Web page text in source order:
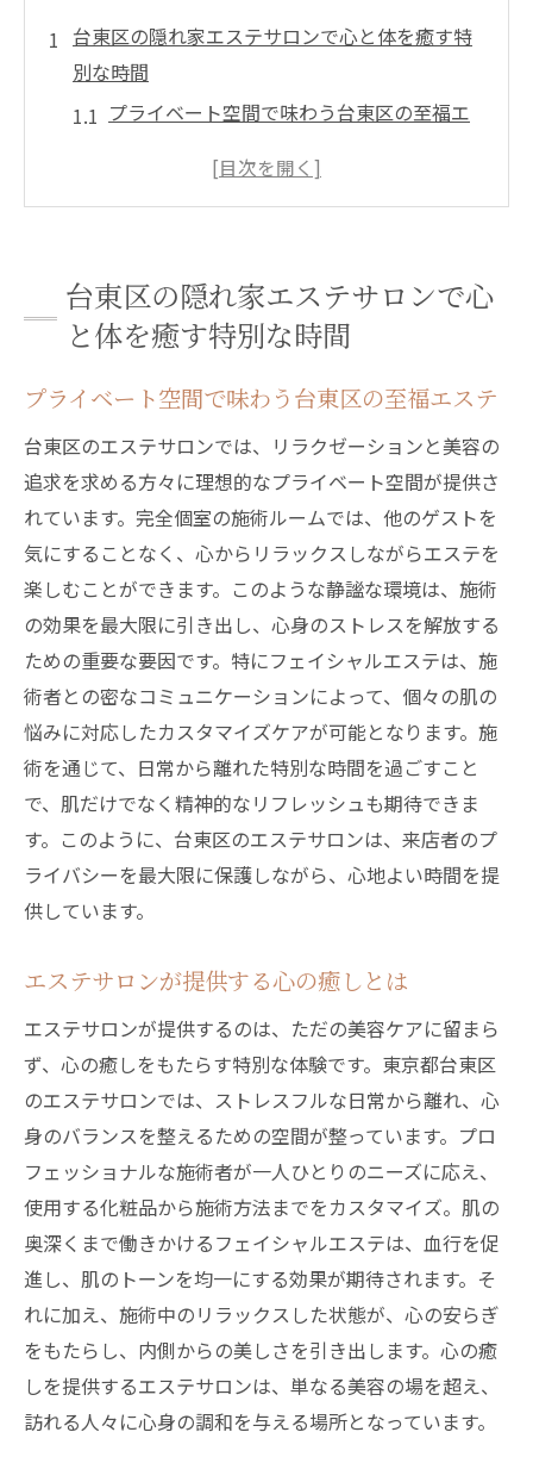
台東区の隠れ家エステサロンで心と体を癒す特
別な時間
プライベート空間で味わう台東区の至福エ
エステサロンが提供する心の癒しとは
心身の調和を図るエステのすすめ
エステによる心地よいリラクゼーションの
エステで肌活力を取り戻すカスタマイズフェイ
シャルケアの魅力
個々の肌のニーズに応えるエステの技術
肌の活力を引き出すプロフェッショナルケ
ア
台東区のエステで得られる美肌効果
エステによる肌のトータルケア方法
フェイシャルケアで得る肌の透明感
台東区のエステで肌に自信を
東京都台東区のエステで体感する究極のリラク
ゼーション
日常を忘れる台東区の贅沢な癒し空間
専門家によるリラクゼーションのアプロー
台東区で体感するエステのリラクゼーショ
ン
エステがもたらす心の安定とリフレッシュ
エステで実感するストレス解放の瞬間
フェイシャルエステでストレスを解放する台東
区のプライベート空間
ストレスからの脱却を目指すフェイシャル
ケア
エステサロンで得る心のリフレッシュ
台東区のエステで心地よい時間を
肌と心をリセットするエステの力
台東区の隠れ家エステサロンで心
と体を癒す特別な時間
プライベート空間で味わう台東区の至福エステ
台東区のエステサロンでは、リラクゼーションと美容の
追求を求める方々に理想的なプライベート空間が提供さ
れています。完全個室の施術ルームでは、他のゲストを
気にすることなく、心からリラックスしながらエステを
楽しむことができます。このような静謐な環境は、施術
の効果を最大限に引き出し、心身のストレスを解放する
ための重要な要因です。特にフェイシャルエステは、施
術者との密なコミュニケーションによって、個々の肌の
悩みに対応したカスタマイズケアが可能となります。施
術を通じて、日常から離れた特別な時間を過ごすこと
で、肌だけでなく精神的なリフレッシュも期待できま
す。このように、台東区のエステサロンは、来店者のプ
ライバシーを最大限に保護しながら、心地よい時間を提
供しています。
エステサロンが提供する心の癒しとは
エステサロンが提供するのは、ただの美容ケアに留まら
ず、心の癒しをもたらす特別な体験です。東京都台東区
のエステサロンでは、ストレスフルな日常から離れ、心
身のバランスを整えるための空間が整っています。プロ
フェッショナルな施術者が一人ひとりのニーズに応え、
使用する化粧品から施術方法までをカスタマイズ。肌の
奥深くまで働きかけるフェイシャルエステは、血行を促
進し、肌のトーンを均一にする効果が期待されます。そ
れに加え、施術中のリラックスした状態が、心の安らぎ
をもたらし、内側からの美しさを引き出します。心の癒
しを提供するエステサロンは、単なる美容の場を超え、
訪れる人々に心身の調和を与える場所となっています。